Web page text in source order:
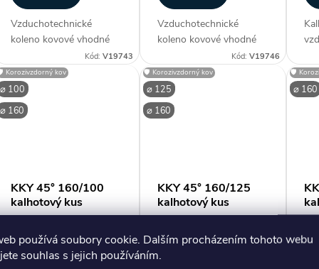
používá soubory cookie. Dalším procházením tohoto webu
souhlas s jejich používáním.
Vzduchotechnické
koleno kovové vhodné
ke spiro potrubí, obvykle
do rozměru 200
provedení lisované, vyšší
průměry segmentové.
Vyrobeno z
Kód: V19743
Vzduchotechnické
koleno kovové vhodné
ke spiro potrubí, obvykle
do rozměru 200
provedení lisované, vyšší
průměry segmentové.
Vyrobeno z
Kód: V19746
⌀ 100
⌀ 160
Korozivzdorný kov
KKY 45° 160/100
kalhotový kus
1 120 Kč
Skladem
⌀ 125
⌀ 160
🛡️ Korozivzdorný kov
KKY 45° 160/125
kalhotový kus
394 Kč
⌀ 160
🛡️